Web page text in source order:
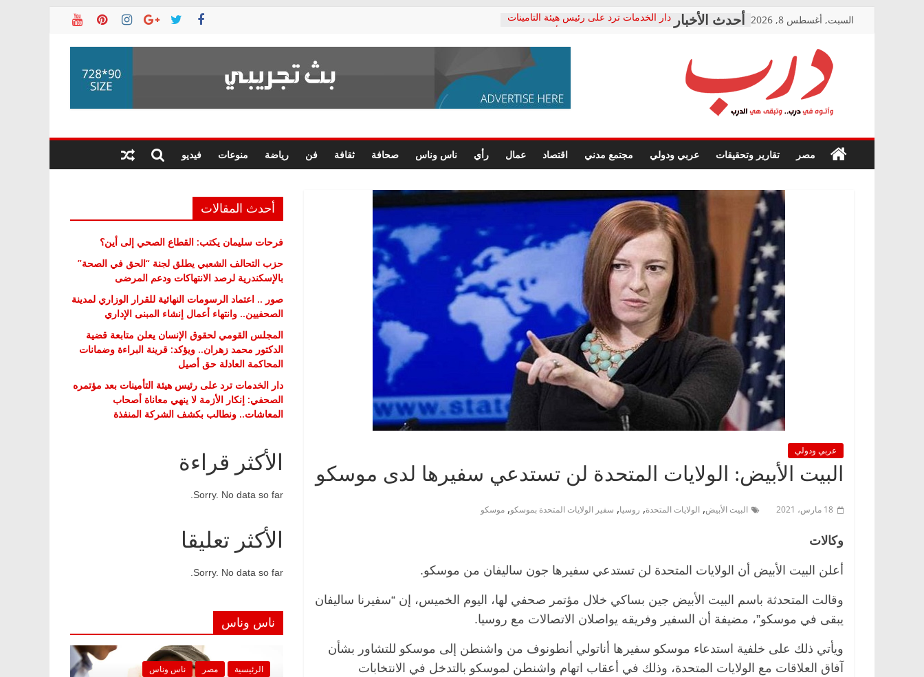
السبت, أغسطس 8, 2026
دار الخدمات ترد على رئيس هيئة التأمينات
معاناة أصحاب المعاشات.. ونطالب بكشف
فرحات سليمان يكتب: القطاع الصحي إلى
حزب التحالف الشعبي يطلق لجنة “الحق
صور .. اعتماد الرسومات النهائية للقرار
الوزاري لمدينة الصحفيين.. وانتهاء أعمال
إنشاء المبنى الإداري
متابعة قضية الدكتور محمد زهران.. ويؤكد:
قرينة البراءة وضمانات المحاكمة العادلة
حق أصيل
درب
في
درب..
مصر تقارير وتحقيقات عربي ودولي مجتمع مدني اقتصاد عمال رأي ناس وناس صحافة ثقافة فن رياضة منوعات فيديو
عربي ودولي
البيت الأبيض: الولايات المتحدة لن تستدعي سفيرها لدى موسكو
18 مارس، 2021 البيت الأبيض, الولايات المتحدة, روسيا, سفير الولايات المتحدة بموسكو, موسكو
وكالات
أعلن البيت الأبيض أن الولايات المتحدة لن تستدعي سفيرها جون ساليفان من موسكو.
وقالت المتحدثة باسم البيت الأبيض جين بساكي خلال مؤتمر صحفي لها، اليوم الخميس، إن “سفيرنا ساليفان
يبقى في موسكو”، مضيفة أن السفير وفريقه يواصلان الاتصالات مع روسيا.
ويأتي ذلك على خلفية استدعاء موسكو سفيرها أناتولي أنطونوف من واشنطن إلى موسكو للتشاور بشأن
آفاق العلاقات مع الولايات المتحدة، وذلك في أعقاب اتهام واشنطن لموسكو بالتدخل في الانتخابات
أحدث المقالات
فرحات سليمان يكتب: القطاع الصحي إلى أين؟
حزب التحالف الشعبي يطلق لجنة “الحق في الصحة”
بالإسكندرية لرصد الانتهاكات ودعم المرضى
صور .. اعتماد الرسومات النهائية للقرار الوزاري لمدينة
الصحفيين.. وانتهاء أعمال إنشاء المبنى الإداري
المجلس القومي لحقوق الإنسان يعلن متابعة قضية
الدكتور محمد زهران.. ويؤكد: قرينة البراءة وضمانات
المحاكمة العادلة حق أصيل
دار الخدمات ترد على رئيس هيئة التأمينات بعد مؤتمره
الصحفي: إنكار الأزمة لا ينهي معاناة أصحاب
المعاشات.. ونطالب بكشف الشركة المنفذة
الأكثر قراءة
Sorry. No data so far.
الأكثر تعليقا
Sorry. No data so far.
ناس وناس
الرئيسية ناس وناس الرئيسية الرئيسية مصر ناس وناس